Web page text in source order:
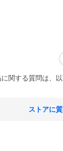
に関する質問は、
ストアに